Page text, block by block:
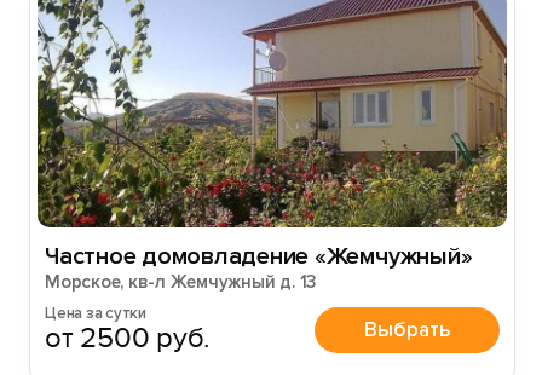
Частное домовладение «Жемчужный»
Морское, кв-л Жемчужный д. 13
Цена за сутки
от 2500 руб. Выбрать